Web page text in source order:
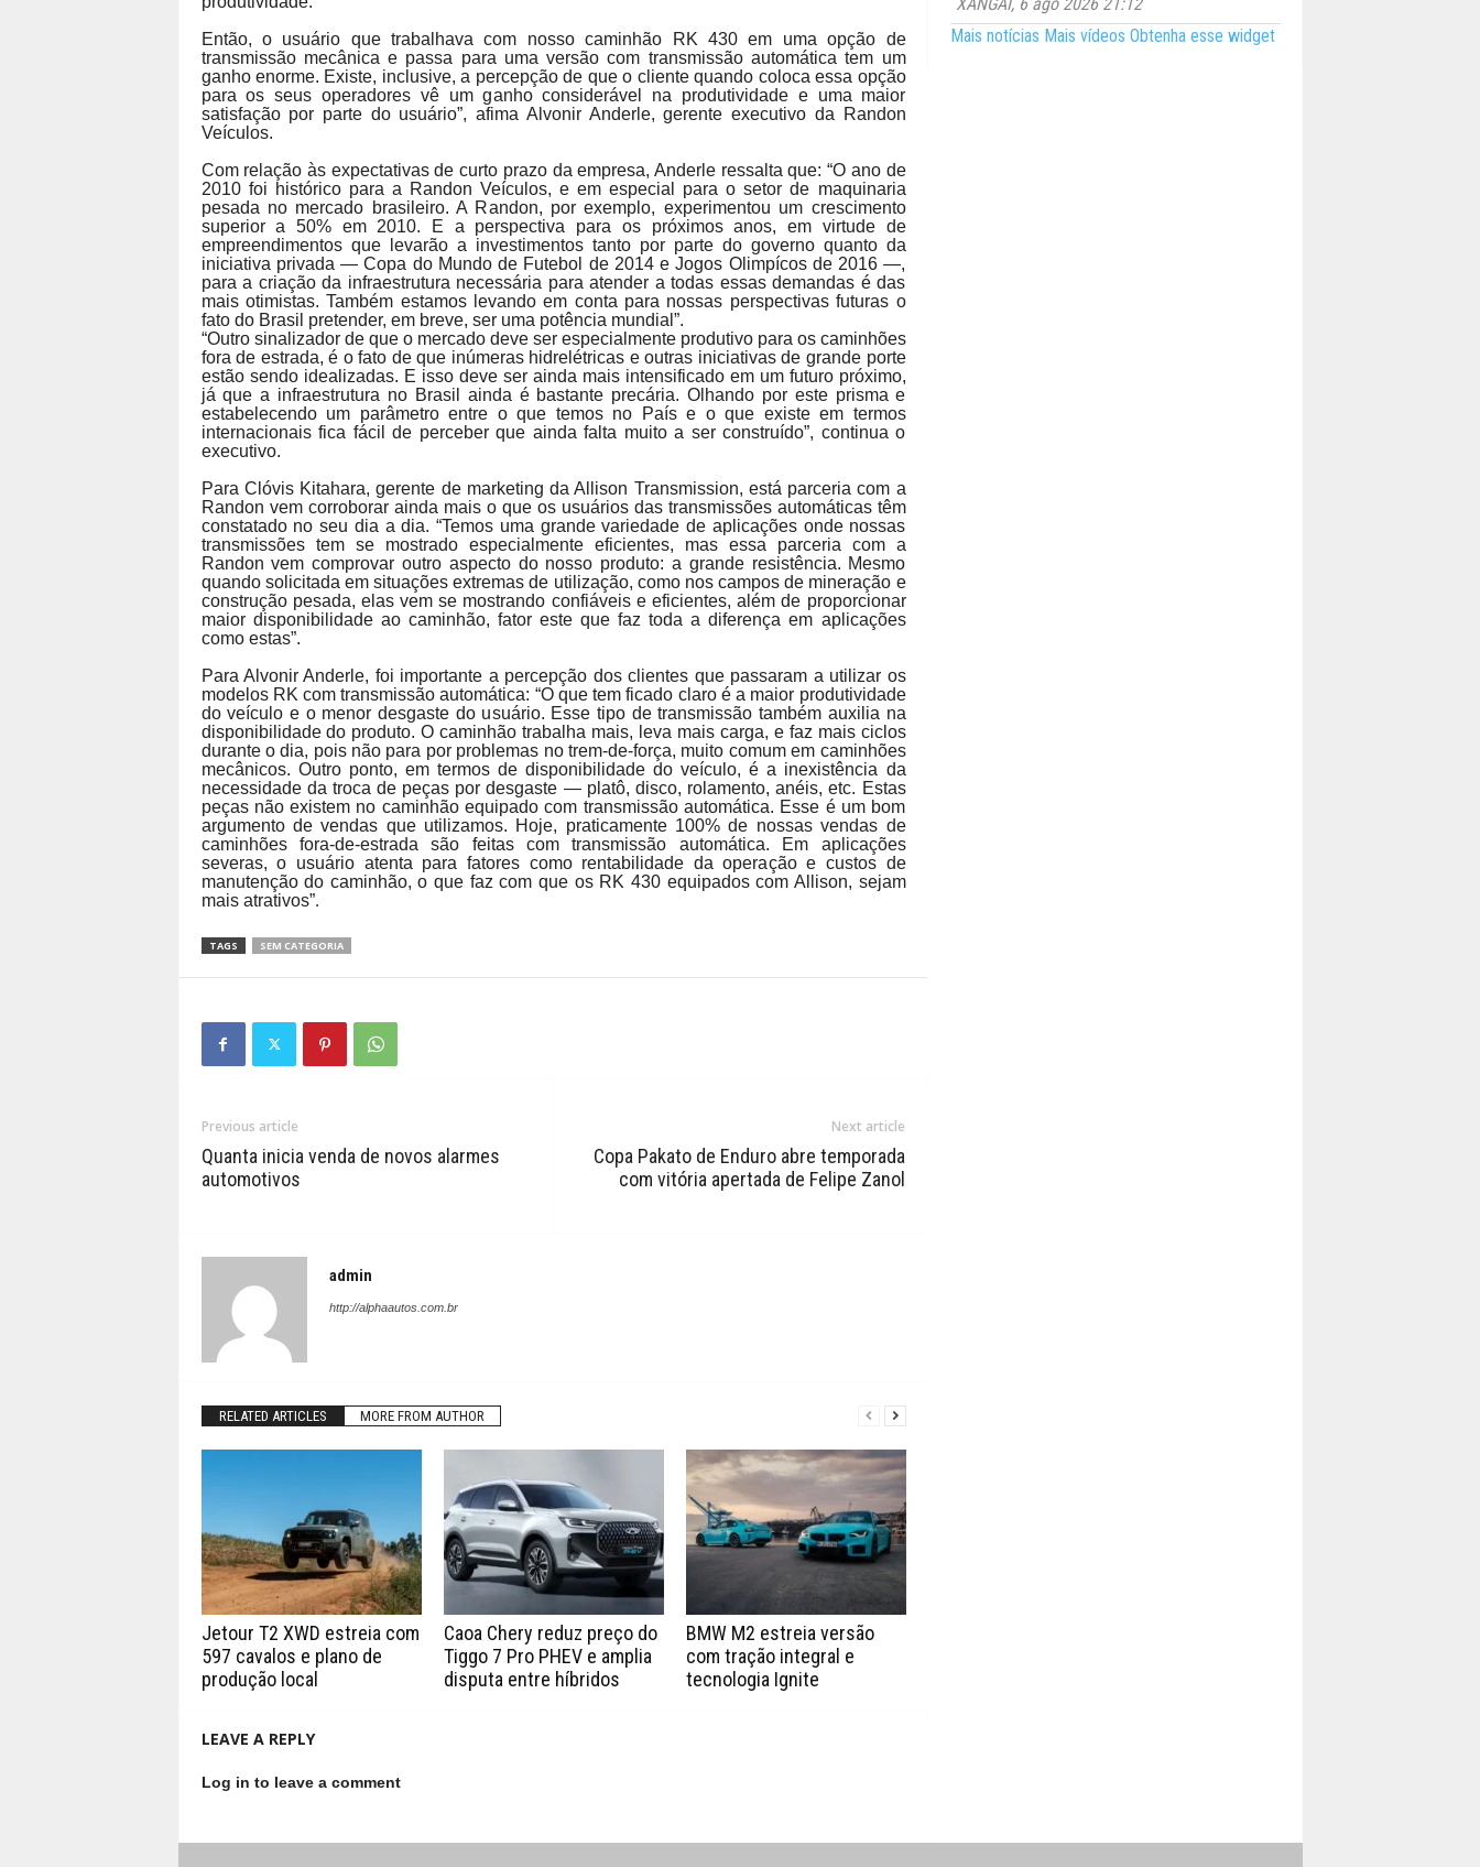
Então, o usuário que trabalhava com nosso caminhão RK 430 em uma opção de
transmissão mecânica e passa para uma versão com transmissão automática tem um
ganho enorme. Existe, inclusive, a percepção de que o cliente quando coloca essa opção
para os seus operadores vê um ganho considerável na produtividade e uma maior
satisfação por parte do usuário”, afima Alvonir Anderle, gerente executivo da Randon
Veículos.
Com relação às expectativas de curto prazo da empresa, Anderle ressalta que: “O ano de
2010 foi histórico para a Randon Veículos, e em especial para o setor de maquinaria
pesada no mercado brasileiro. A Randon, por exemplo, experimentou um crescimento
superior a 50% em 2010. E a perspectiva para os próximos anos, em virtude de
empreendimentos que levarão a investimentos tanto por parte do governo quanto da
iniciativa privada ― Copa do Mundo de Futebol de 2014 e Jogos Olimpícos de 2016 ―,
para a criação da infraestrutura necessária para atender a todas essas demandas é das
mais otimistas. Também estamos levando em conta para nossas perspectivas futuras o
fato do Brasil pretender, em breve, ser uma potência mundial”.
“Outro sinalizador de que o mercado deve ser especialmente produtivo para os caminhões
fora de estrada, é o fato de que inúmeras hidrelétricas e outras iniciativas de grande porte
estão sendo idealizadas. E isso deve ser ainda mais intensificado em um futuro próximo,
já que a infraestrutura no Brasil ainda é bastante precária. Olhando por este prisma e
estabelecendo um parâmetro entre o que temos no País e o que existe em termos
internacionais fica fácil de perceber que ainda falta muito a ser construído”, continua o
executivo.
Para Clóvis Kitahara, gerente de marketing da Allison Transmission, está parceria com a
Randon vem corroborar ainda mais o que os usuários das transmissões automáticas têm
constatado no seu dia a dia. “Temos uma grande variedade de aplicações onde nossas
transmissões tem se mostrado especialmente eficientes, mas essa parceria com a
Randon vem comprovar outro aspecto do nosso produto: a grande resistência. Mesmo
quando solicitada em situações extremas de utilização, como nos campos de mineração e
construção pesada, elas vem se mostrando confiáveis e eficientes, além de proporcionar
maior disponibilidade ao caminhão, fator este que faz toda a diferença em aplicações
como estas”.
Para Alvonir Anderle, foi importante a percepção dos clientes que passaram a utilizar os
modelos RK com transmissão automática: “O que tem ficado claro é a maior produtividade
do veículo e o menor desgaste do usuário. Esse tipo de transmissão também auxilia na
disponibilidade do produto. O caminhão trabalha mais, leva mais carga, e faz mais ciclos
durante o dia, pois não para por problemas no trem-de-força, muito comum em caminhões
mecânicos. Outro ponto, em termos de disponibilidade do veículo, é a inexistência da
necessidade da troca de peças por desgaste ― platô, disco, rolamento, anéis, etc. Estas
peças não existem no caminhão equipado com transmissão automática. Esse é um bom
argumento de vendas que utilizamos. Hoje, praticamente 100% de nossas vendas de
caminhões fora-de-estrada são feitas com transmissão automática. Em aplicações
severas, o usuário atenta para fatores como rentabilidade da operação e custos de
manutenção do caminhão, o que faz com que os RK 430 equipados com Allison, sejam
mais atrativos”.
TAGS SEM CATEGORIA
Previous article
Quanta inicia venda de novos alarmes
automotivos
Next article
Copa Pakato de Enduro abre temporada
com vitória apertada de Felipe Zanol
admin
http://alphaautos.com.br
RELATED ARTICLES MORE FROM AUTHOR
Jetour T2 XWD estreia com
597 cavalos e plano de
produção local
Caoa Chery reduz preço do
Tiggo 7 Pro PHEV e amplia
disputa entre híbridos
BMW M2 estreia versão
com tração integral e
tecnologia Ignite
LEAVE A REPLY
Log in to leave a comment
Mais notícias Mais vídeos Obtenha esse widget